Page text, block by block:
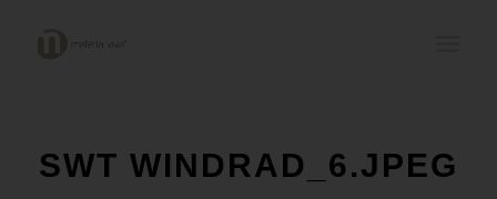
SWT WINDRAD_6.JPEG